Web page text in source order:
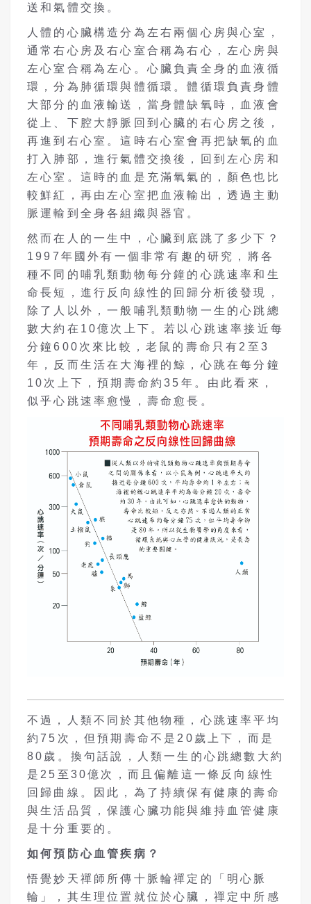
送和氣體交換。
人體的心臟構造分為左右兩個心房與心室，
通常右心房及右心室合稱為右心，左心房與
左心室合稱為左心。心臟負責全身的血液循
環，分為肺循環與體循環。體循環負責身體
大部分的血液輸送，當身體缺氧時，血液會
從上、下腔大靜脈回到心臟的右心房之後，
再進到右心室。這時右心室會再把缺氧的血
打入肺部，進行氣體交換後，回到左心房和
左心室。這時的血是充滿氧氣的，顏色也比
較鮮紅，再由左心室把血液輸出，透過主動
脈運輸到全身各組織與器官。
然而在人的一生中，心臟到底跳了多少下？
1997年國外有一個非常有趣的研究，將各
種不同的哺乳類動物每分鐘的心跳速率和生
命長短，進行反向線性的回歸分析後發現，
除了人以外，一般哺乳類動物一生的心跳總
數大約在10億次上下。若以心跳速率接近每
分鐘600次來比較，老鼠的壽命只有2至3
年，反而生活在大海裡的鯨，心跳在每分鐘
10次上下，預期壽命約35年。由此看來，
似乎心跳速率愈慢，壽命愈長。
不過，人類不同於其他物種，心跳速率平均
約75次，但預期壽命不是20歲上下，而是
80歲。換句話說，人類一生的心跳總數大約
是25至30億次，而且偏離這一條反向線性
回歸曲線。因此，為了持續保有健康的壽命
與生活品質，保護心臟功能與維持血管健康
是十分重要的。
如何預防心血管疾病？
悟覺妙天禪師所傳十脈輪禪定的「明心脈
輪」，其生理位置就位於心臟，禪定中所感